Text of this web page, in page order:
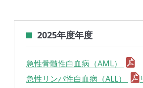
2025年度年度
急性骨髄性白血病（AML）
急性リンパ性白血病（ALL）